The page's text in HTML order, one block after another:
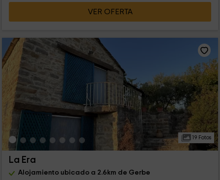
VER OFERTA
19 Fotos
La Era
Alojamiento ubicado a 2.6km de Gerbe